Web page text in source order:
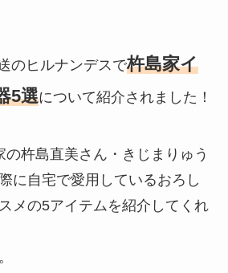
のヒルナンデスで杵島家イ
5選について紹介されました！
の杵島直美さん・きじまりゅう
に自宅で愛用しているおろし
メの5アイテムを紹介してくれ